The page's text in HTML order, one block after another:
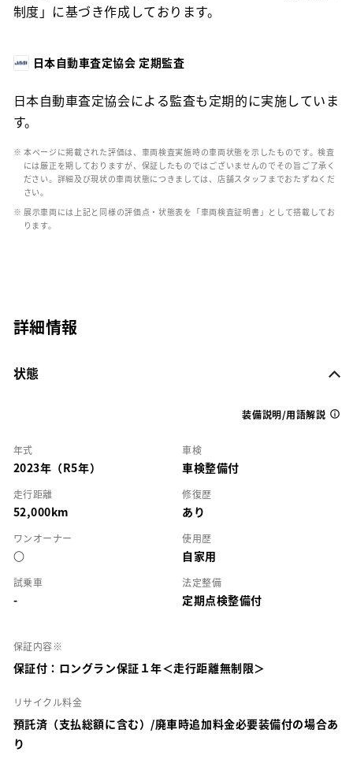
制度」に基づき作成しております。
日本自動車査定協会 定期監査
日本自動車査定協会による監査も定期的に実施していま
す。
※ 本ページに掲載された評価は、車両検査実施時の車両状態を示したものです。検査
には厳正を期しておりますが、保証したものではございませんのでその旨ご了承く
ださい。詳細及び現状の車両状態につきましては、店舗スタッフまでおたずねくだ
さい。
※ 展示車両には上記と同様の評価点・状態表を「車両検査証明書」として搭載してお
ります。
詳細情報
状態
装備説明/用語解説
年式
2023年（R5年）
車検
車検整備付
走行距離
52,000km
修復歴
あり
ワンオーナー
○
使用歴
自家用
試乗車
-
法定整備
定期点検整備付
保証内容※
保証付：ロングラン保証１年＜走行距離無制限＞
リサイクル料金
預託済（支払総額に含む）/廃車時追加料金必要装備付の場合あ
り